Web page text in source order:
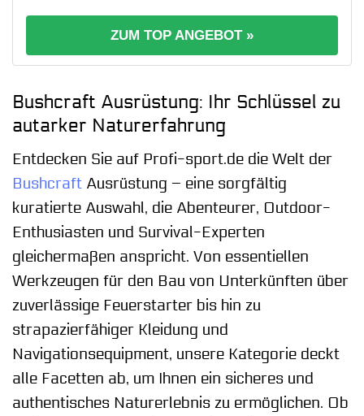
ZUM TOP ANGEBOT »
Bushcraft Ausrüstung: Ihr Schlüssel zu
autarker Naturerfahrung
Entdecken Sie auf Profi-sport.de die Welt der
Bushcraft Ausrüstung – eine sorgfältig
kuratierte Auswahl, die Abenteurer, Outdoor-
Enthusiasten und Survival-Experten
gleichermaßen anspricht. Von essentiellen
Werkzeugen für den Bau von Unterkünften über
zuverlässige Feuerstarter bis hin zu
strapazierfähiger Kleidung und
Navigationsequipment, unsere Kategorie deckt
alle Facetten ab, um Ihnen ein sicheres und
authentisches Naturerlebnis zu ermöglichen. Ob